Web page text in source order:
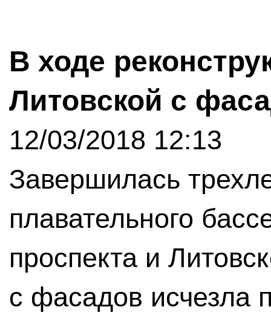
В ходе
Литовской с
12/03/2018 12:13
Завершилась
плавательного
проспекта и
с фасадов исчезла